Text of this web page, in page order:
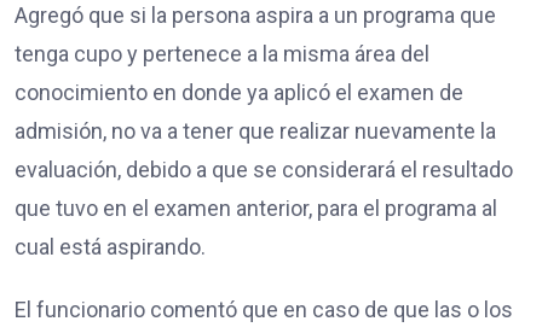
Agregó que si la persona aspira a un programa que
tenga cupo y pertenece a la misma área del
conocimiento en donde ya aplicó el examen de
admisión, no va a tener que realizar nuevamente la
evaluación, debido a que se considerará el resultado
que tuvo en el examen anterior, para el programa al
cual está aspirando.
El funcionario comentó que en caso de que las o los